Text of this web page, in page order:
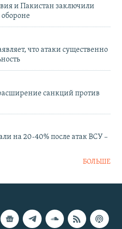
и Пакистан заключили
что атаки существенно
санкций против
на 20-40% после атак ВСУ –
БОЛЬШЕ